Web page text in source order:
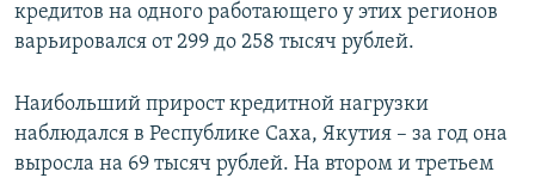
кредитов на одного работающего у этих регионов
варьировался от 299 до 258 тысяч рублей.
Наибольший прирост кредитной нагрузки
наблюдался в Республике Саха, Якутия – за год она
выросла на 69 тысяч рублей. На втором и третьем